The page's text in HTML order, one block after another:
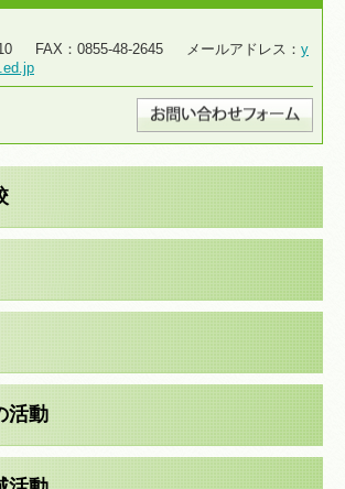
FAX：0855-48-2645 メールアドレス： y
活動